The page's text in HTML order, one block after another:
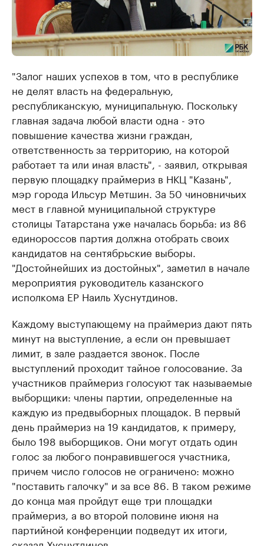
"Залог наших успехов в том, что в республике
не делят власть на федеральную,
республиканскую, муниципальную. Поскольку
главная задача любой власти одна - это
повышение качества жизни граждан,
ответственность за территорию, на которой
работает та или иная власть", - заявил, открывая
первую площадку праймериз в НКЦ "Казань",
мэр города Ильсур Метшин. За 50 чиновничьих
мест в главной муниципальной структуре
столицы Татарстана уже началась борьба: из 86
единороссов партия должна отобрать своих
кандидатов на сентябрьские выборы.
"Достойнейших из достойных", заметил в начале
мероприятия руководитель казанского
исполкома ЕР Наиль Хуснутдинов.
Каждому выступающему на праймериз дают пять
минут на выступление, а если он превышает
лимит, в зале раздается звонок. После
выступлений проходит тайное голосование. За
участников праймериз голосуют так называемые
выборщики: члены партии, определенные на
каждую из предвыборных площадок. В первый
день праймериз на 19 кандидатов, к примеру,
было 198 выборщиков. Они могут отдать один
голос за любого понравившегося участника,
причем число голосов не ограничено: можно
"поставить галочку" и за все 86. В таком режиме
до конца мая пройдут еще три площадки
праймериз, а во второй половине июня на
партийной конференции подведут их итоги,